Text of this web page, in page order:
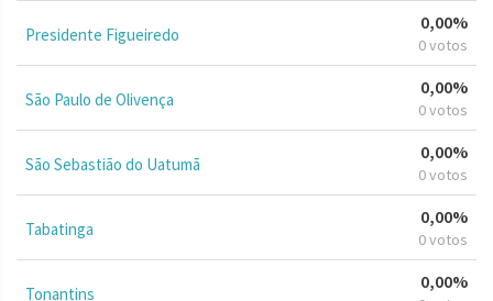
Presidente Figueiredo
0,00%
0 votos
São Paulo de Olivença
0,00%
0 votos
São Sebastião do Uatumã
0,00%
0 votos
Tabatinga
0,00%
0 votos
Tonantins
0,00%